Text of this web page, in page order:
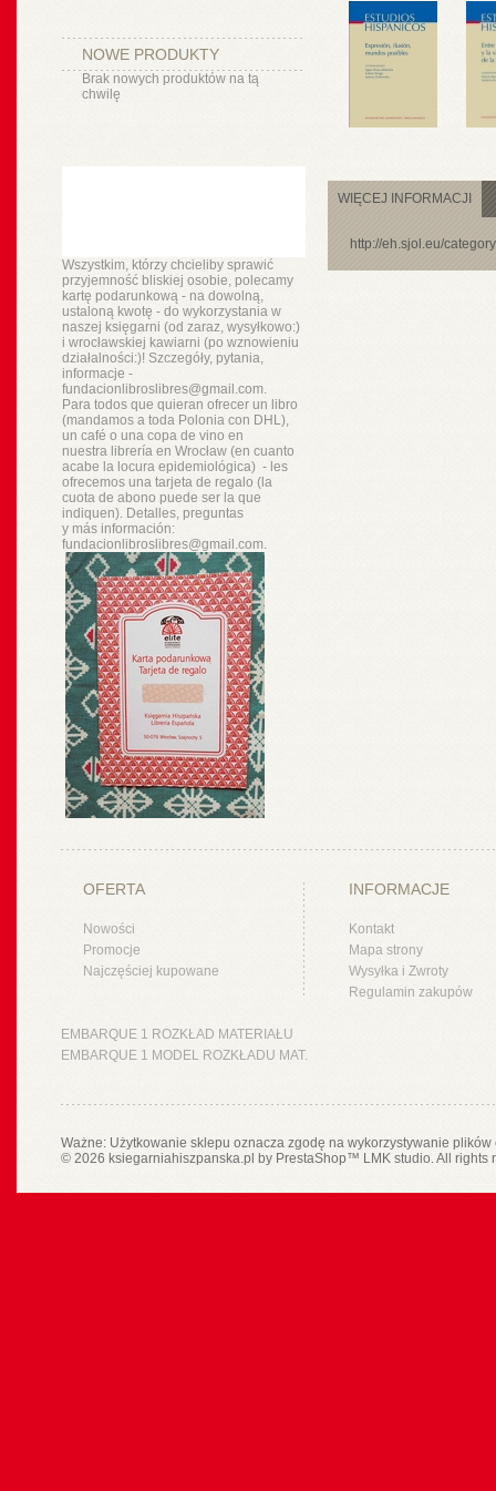
NOWE PRODUKTY
Brak nowych produktów na tą
chwilę
Wszystkim, którzy chcieliby sprawić
przyjemność bliskiej osobie, polecamy
kartę podarunkową - na dowolną,
ustaloną kwotę - do wykorzystania w
naszej księgarni (od zaraz, wysyłkowo:)
i wrocławskiej kawiarni (po wznowieniu
działalności:)! Szczegóły, pytania,
informacje -
fundacionlibroslibres@gmail.com.
Para todos que quieran ofrecer un libro
(mandamos a toda Polonia con DHL),
un café o una copa de vino en
nuestra libreríaen Wrocław (en cuanto
acabe la locura epidemiológica) - les
ofrecemos una tarjeta de regalo (la
cuota de abono puede ser la que
indiquen). Detalles, preguntas
y másinformación:
fundacionlibroslibres@gmail.com.
WIĘCEJ INFORMACJI
http://eh.sjol.eu/
OFERTA
Nowości
Promocje
Najczęściej kupowane
INFORMACJE
Kontakt
Mapa strony
Wysyłka i Zwroty
Regulamin zakupów
EMBARQUE 1 ROZKŁAD MATERIAŁU
EMBARQUE 1 MODEL ROZKŁADU MAT.
Ważne: Użytkowanie sklepu oznacza zgodę na wykorzystywanie
© 2026 ksiegarniahiszpanska.pl by PrestaShop™ LMK studio. All rights